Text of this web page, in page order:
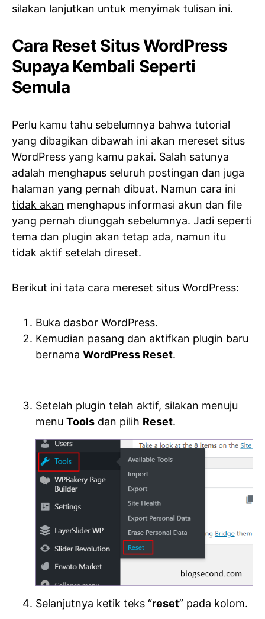
silakan lanjutkan untuk menyimak tulisan ini.
Cara Reset Situs WordPress
Supaya Kembali Seperti
Semula
Perlu kamu tahu sebelumnya bahwa tutorial
yang dibagikan dibawah ini akan mereset situs
WordPress yang kamu pakai. Salah satunya
adalah menghapus seluruh postingan dan juga
halaman yang pernah dibuat. Namun cara ini
tidak akan menghapus informasi akun dan file
yang pernah diunggah sebelumnya. Jadi seperti
tema dan plugin akan tetap ada, namun itu
tidak aktif setelah direset.
Berikut ini tata cara mereset situs WordPress:
Buka dasbor WordPress.
Kemudian pasang dan aktifkan plugin baru
bernama WordPress Reset.
Setelah plugin telah aktif, silakan menuju
menu Tools dan pilih Reset.
Selanjutnya ketik teks “reset” pada kolom.